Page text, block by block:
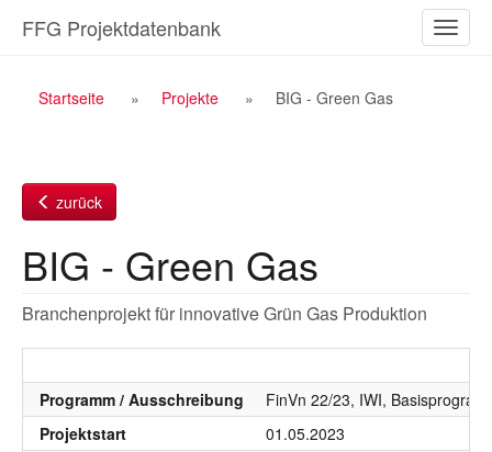
Inhalt
ein-/
FFG Projektdatenbank
Breadcrumb
Startseite Projekte BIG - Green Gas
zurück
BIG - Green Gas
Branchenprojekt für innovative Grün Gas Produktion
Programm / Ausschreibung
FinVn 22/23, IWI,
Projektstart
01.05.2023